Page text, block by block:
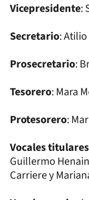
Vicepresidente:
Secretario:
Prosecretario:
Tesorero: Mara
Protesorero:
Vocales
Guillermo
Carriere y